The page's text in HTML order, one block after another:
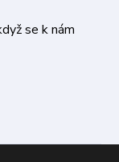
se k nám